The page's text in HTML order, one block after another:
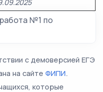
№1 по
с демоверсией ЕГЭ
на сайте ФИПИ.
которые